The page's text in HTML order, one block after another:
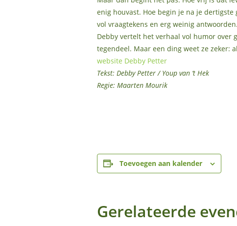
enig houvast. Hoe begin je na je
vol vraagtekens en erg weinig antwoorden.
Debby vertelt het verhaal vol humor over
tegendeel. Maar een ding weet ze zeker:
website Debby Petter
Tekst: Debby Petter / Youp van ‘t Hek
Regie: Maarten Mourik
Toevoegen aan kalender
Gerelateerde